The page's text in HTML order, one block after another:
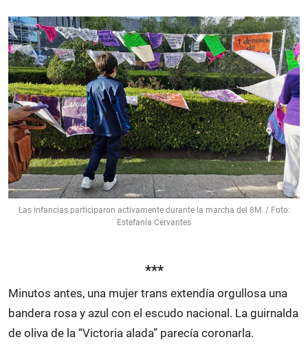
Las infancias participaron activamente durante la marcha del 8M. / Foto:
Estefanía Cervantes
***
Minutos antes, una mujer trans extendía orgullosa una
bandera rosa y azul con el escudo nacional. La guirnalda
de oliva de la “Victoria alada” parecía coronarla.